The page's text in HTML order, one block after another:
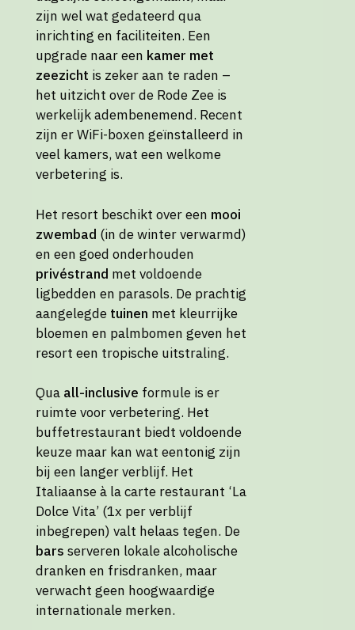
zijn wel wat gedateerd qua
inrichting en faciliteiten. Een
upgrade naar een kamer met
zeezicht is zeker aan te raden –
het uitzicht over de Rode Zee is
werkelijk adembenemend. Recent
zijn er WiFi-boxen geïnstalleerd in
veel kamers, wat een welkome
verbetering is.
Het resort beschikt over een mooi
zwembad (in de winter verwarmd)
en een goed onderhouden
privéstrand met voldoende
ligbedden en parasols. De prachtig
aangelegde tuinen met kleurrijke
bloemen en palmbomen geven het
resort een tropische uitstraling.
Qua all-inclusive formule is er
ruimte voor verbetering. Het
buffetrestaurant biedt voldoende
keuze maar kan wat eentonig zijn
bij een langer verblijf. Het
Italiaanse à la carte restaurant ‘La
Dolce Vita’ (1x per verblijf
inbegrepen) valt helaas tegen. De
bars serveren lokale alcoholische
dranken en frisdranken, maar
verwacht geen hoogwaardige
internationale merken.